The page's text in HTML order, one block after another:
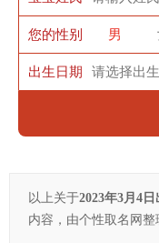
您的性别 男
出生日期
以上关于2023年3月4
内容，由个性取名网整